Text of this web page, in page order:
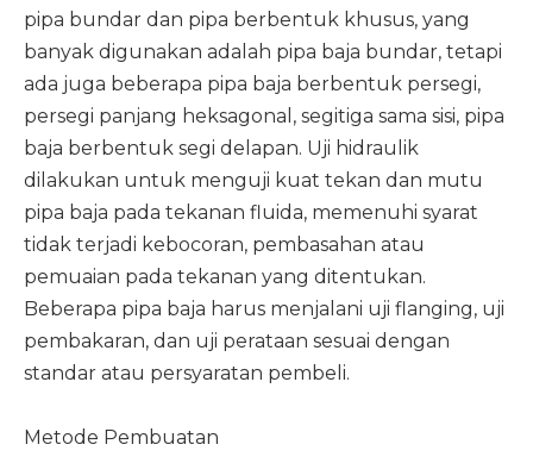
pipa bundar dan pipa berbentuk khusus, yang
banyak digunakan adalah pipa baja bundar, tetapi
ada juga beberapa pipa baja berbentuk persegi,
persegi panjang heksagonal, segitiga sama sisi, pipa
baja berbentuk segi delapan. Uji hidraulik
dilakukan untuk menguji kuat tekan dan mutu
pipa baja pada tekanan fluida, memenuhi syarat
tidak terjadi kebocoran, pembasahan atau
pemuaian pada tekanan yang ditentukan.
Beberapa pipa baja harus menjalani uji flanging, uji
pembakaran, dan uji perataan sesuai dengan
standar atau persyaratan pembeli.
Metode Pembuatan